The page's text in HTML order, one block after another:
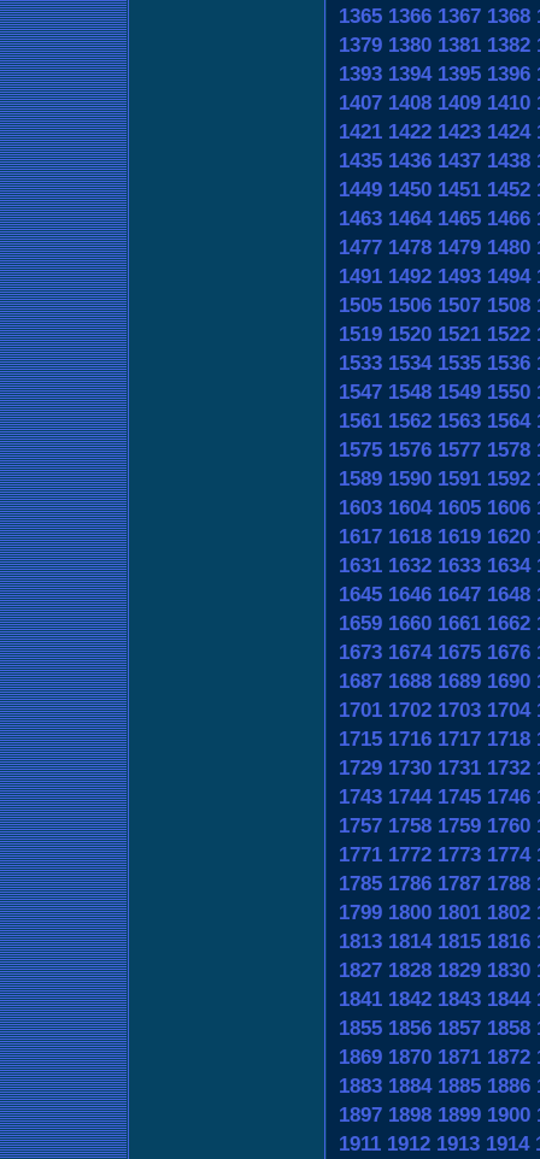
1365 1366 1367 1368
1379 1380 1381 1382
1393 1394 1395 1396
1407 1408 1409 1410
1421 1422 1423 1424
1435 1436 1437 1438
1449 1450 1451 1452
1463 1464 1465 1466
1477 1478 1479 1480
1491 1492 1493 1494
1505 1506 1507 1508
1519 1520 1521 1522
1533 1534 1535 1536
1547 1548 1549 1550
1561 1562 1563 1564
1575 1576 1577 1578
1589 1590 1591 1592
1603 1604 1605 1606
1617 1618 1619 1620
1631 1632 1633 1634
1645 1646 1647 1648
1659 1660 1661 1662
1673 1674 1675 1676
1687 1688 1689 1690
1701 1702 1703 1704
1715 1716 1717 1718
1729 1730 1731 1732
1743 1744 1745 1746
1757 1758 1759 1760
1771 1772 1773 1774
1785 1786 1787 1788
1799 1800 1801 1802
1813 1814 1815 1816
1827 1828 1829 1830
1841 1842 1843 1844
1855 1856 1857 1858
1869 1870 1871 1872
1883 1884 1885 1886
1897 1898 1899 1900
1911 1912 1913 1914